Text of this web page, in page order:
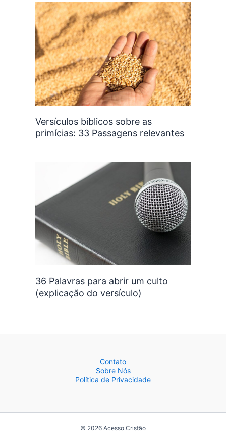
Versículos bíblicos sobre as
primícias: 33 Passagens relevantes
36 Palavras para abrir um culto
(explicação do versículo)
Contato
Sobre Nós
Política de Privacidade
© 2026 Acesso Cristão